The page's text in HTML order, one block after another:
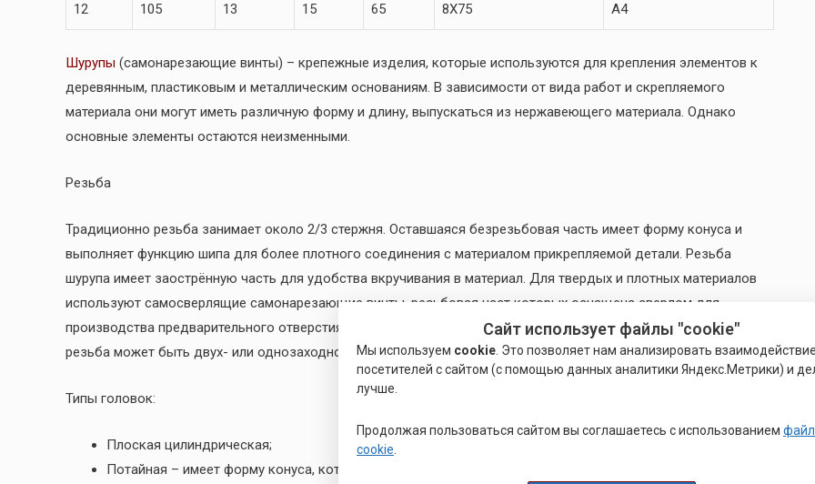
12 105 13 15 65 8X75 A4
Шурупы (самонарезающие винты) – крепежные изделия, которые используются для крепления элементов к
деревянным, пластиковым и металлическим основаниям. В зависимости от вида работ и скрепляемого
материала они могут иметь различную форму и длину, выпускаться из нержавеющего материала. Однако
основные элементы остаются неизменными.
Резьба
Традиционно резьба занимает около 2/3 стержня. Оставшаяся безрезьбовая часть имеет форму конуса и
выполняет функцию шипа для более плотного соединения с материалом прикрепляемой детали. Резьба
шурупа имеет заострённую часть для удобства вкручивания в материал. Для твердых и плотных материалов
используют самосверлящие самонарезающие винты, резьбовая част которых оснащена сверлом для
производства предварительного отверстия в основании. В зависимости от типа и назначения шурупа его
резьба может быть двух- или однозаходной.
Типы головок:
Плоская цилиндрическая;
Потайная – имеет форму конуса, которая при вкручивании шурупа беспрепятственно утапливается
Сайт использует файлы "cookie"
Мы используем cookie . Это позволяет нам анализировать взаимодействие
посетителей с сайтом (с помощью данных аналитики Яндекс.Метрики) и
лучше.
Продолжая пользоваться сайтом вы соглашаетесь с использованием
cookie